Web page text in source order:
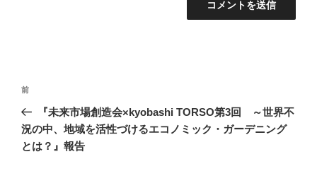
投
ナ
ビ
前
の
投
稿
前
『未来市場創造会×kyobashi TORSO第3回 ～世界不
況の中、地域を活性づけるエコノミック・ガーデニング
とは？』報告